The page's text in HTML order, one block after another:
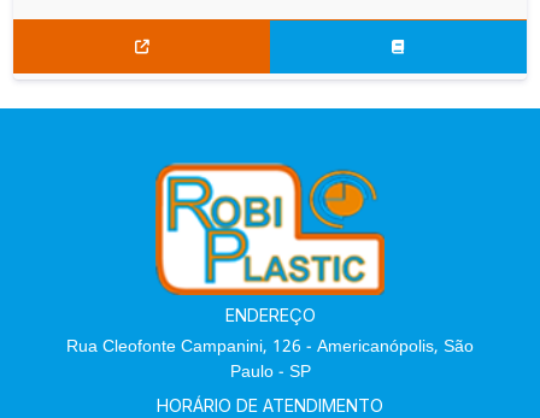
ENDEREÇO
Rua Cleofonte Campanini, 126 - Americanópolis, São
Paulo - SP
HORÁRIO DE ATENDIMENTO